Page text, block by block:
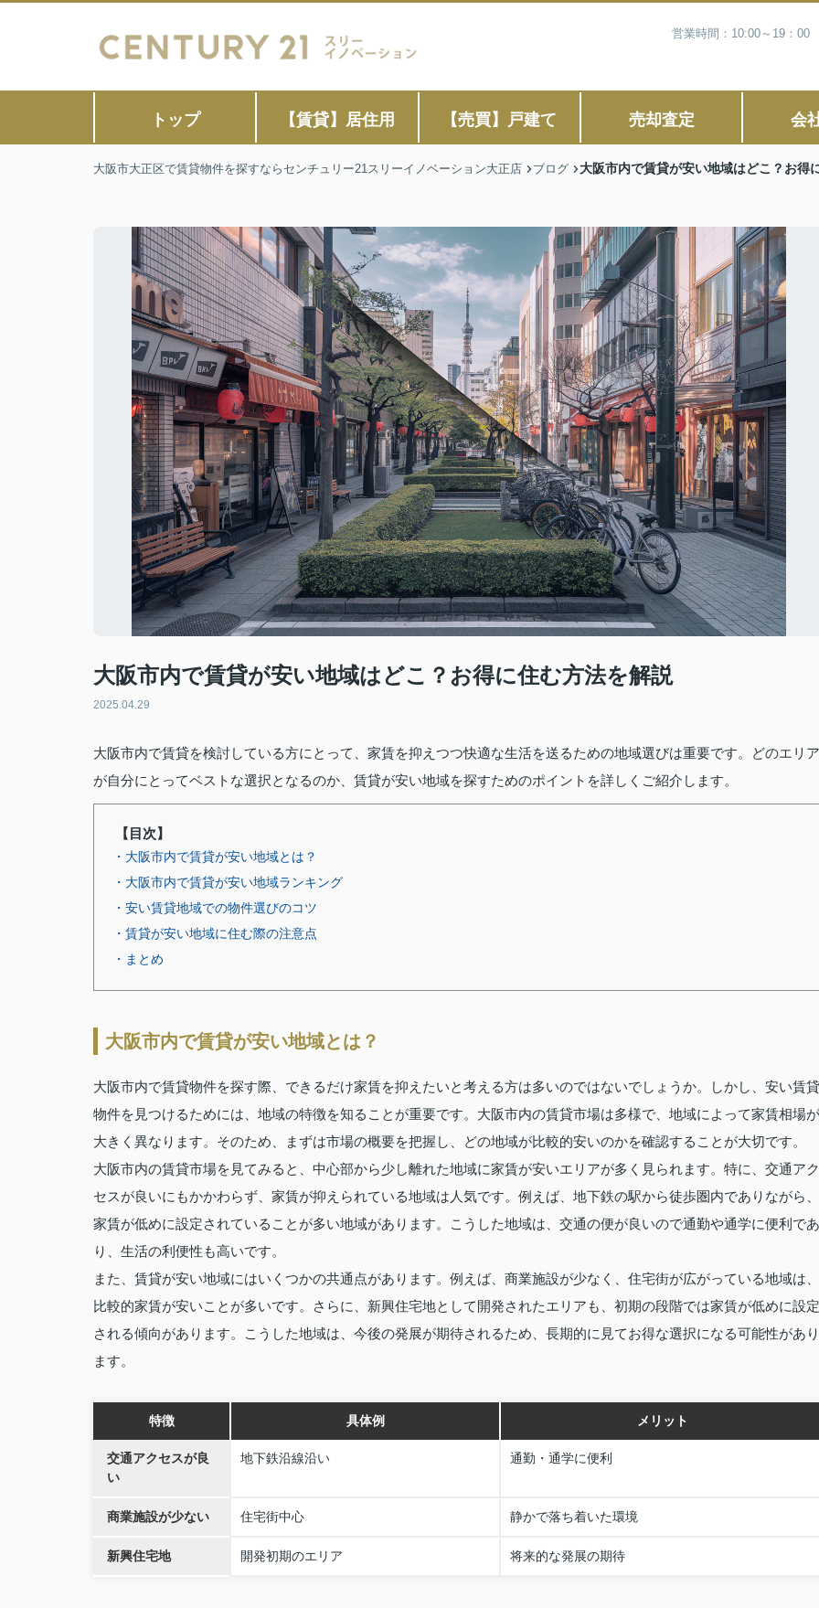
営業時間：10:00～19：00
トップ 【賃貸】居住用 【売買】戸建て 売却査定 会
大阪市大正区で賃貸物件を探すならセンチュリー21スリーイノベーション大正店 ブログ 大阪市内で賃貸が安い地域はどこ？お得
大阪市内で賃貸が安い地域はどこ？お得に住む方法を解説
2025.04.29
大阪市内で賃貸を検討している方にとって、家賃を抑えつつ快適な生活を送るための地域選びは重要です。どのエリア
が自分にとってベストな選択となるのか、賃貸が安い地域を探すためのポイントを詳しくご紹介します。
【目次】
・大阪市内で賃貸が安い地域とは？
・大阪市内で賃貸が安い地域ランキング
・安い賃貸地域での物件選びのコツ
・賃貸が安い地域に住む際の注意点
・まとめ
大阪市内で賃貸が安い地域とは？
大阪市内で賃貸物件を探す際、できるだけ家賃を抑えたいと考える方は多いのではないでしょうか。しかし、安い賃貸
物件を見つけるためには、地域の特徴を知ることが重要です。大阪市内の賃貸市場は多様で、地域によって家賃相場が
大きく異なります。そのため、まずは市場の概要を把握し、どの地域が比較的安いのかを確認することが大切です。
大阪市内の賃貸市場を見てみると、中心部から少し離れた地域に家賃が安いエリアが多く見られます。特に、交通アク
セスが良いにもかかわらず、家賃が抑えられている地域は人気です。例えば、地下鉄の駅から徒歩圏内でありながら、
家賃が低めに設定されていることが多い地域があります。こうした地域は、交通の便が良いので通勤や通学に便利であ
り、生活の利便性も高いです。
また、賃貸が安い地域にはいくつかの共通点があります。例えば、商業施設が少なく、住宅街が広がっている地域は、
比較的家賃が安いことが多いです。さらに、新興住宅地として開発されたエリアも、初期の段階では家賃が低めに設定
される傾向があります。こうした地域は、今後の発展が期待されるため、長期的に見てお得な選択になる可能性があり
ます。
特徴 具体例 メリット
交通アクセスが良
い
地下鉄沿線沿い 通勤・通学に便利
商業施設が少ない 住宅街中心 静かで落ち着いた環境
新興住宅地 開発初期のエリア 将来的な発展の期待